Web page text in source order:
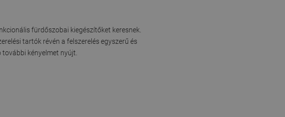
fürdőszobai kiegészítőket keresnek.
tartók révén a felszerelés egyszerű és
kényelmet nyújt.